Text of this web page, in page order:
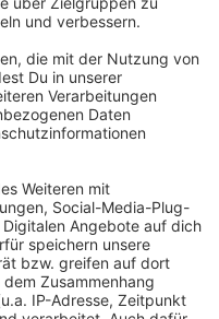
oder ihren Kopf
los. Irgendwo
scharfer
ausgeflippt,
gemeint.